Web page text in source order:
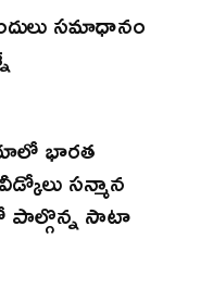
సమాధానం
భారత
సన్మాన
పాల్గొన్న సాటా